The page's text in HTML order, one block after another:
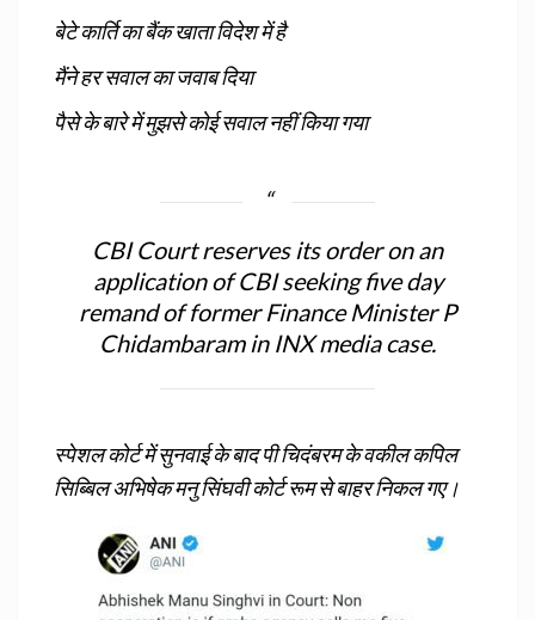
बेटे कार्ति का बैंक खाता विदेश में है
मैंने हर सवाल का जवाब दिया
पैसे के बारे में मुझसे कोई सवाल नहीं किया गया
CBI Court reserves its order on an
application of CBI seeking five day
remand of former Finance Minister P
Chidambaram in INX media case.
स्पेशल कोर्ट में सुनवाई के बाद पी चिदंबरम के वकील कपिल
सिब्बिल अभिषेक मनु सिंघवी कोर्ट रूम से बाहर निकल गए।